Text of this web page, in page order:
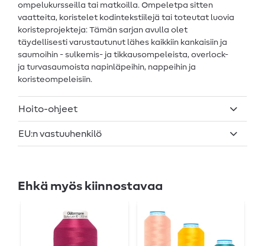
ompelukursseilla tai matkoilla. Ompeletpa sitten
vaatteita, koristelet kodintekstiilejä tai toteutat luovia
koristeprojekteja: Tämän sarjan avulla olet
täydellisesti varustautunut lähes kaikkiin kankaisiin ja
saumoihin - sulkemis- ja tikkausompeleista, overlock-
ja turvasaumoista napinläpeihin, nappeihin ja
koristeompeleisiin.
Hoito-ohjeet
EU:n vastuuhenkilö
Ehkä myös kiinnostavaa